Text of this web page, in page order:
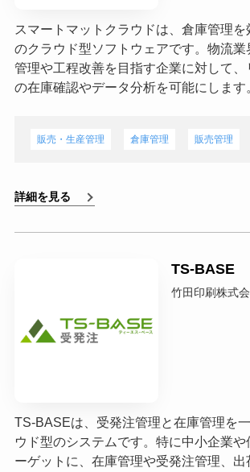
スマートマットクラウドは、倉庫管理
のクラウド型ソフトウェアです。物流
管理や工程改善を目指す企業に対して
の在庫確認やデータ分析を可能にします
販売・生産管理 倉庫管理 販売管理
詳細を見る
TS-BASE
竹田印刷株式
TS-BASEは、受発注管理と在庫管理を
ウド型のシステムです。特に中小企業や
ーゲットに、在庫管理や受発注管理、